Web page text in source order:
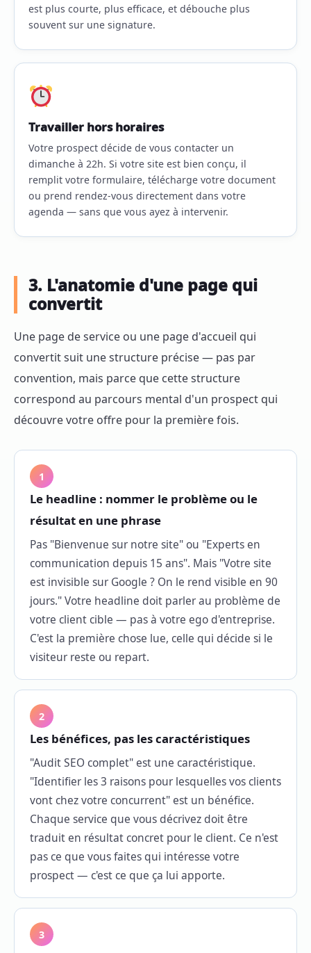
est plus courte, plus efficace, et débouche plus
souvent sur une signature.
Travailler hors horaires
Votre prospect décide de vous contacter un
dimanche à 22h. Si votre site est bien conçu, il
remplit votre formulaire, télécharge votre document
ou prend rendez-vous directement dans votre
agenda — sans que vous ayez à intervenir.
3. L'anatomie d'une page qui
convertit
Une page de service ou une page d'accueil qui
convertit suit une structure précise — pas par
convention, mais parce que cette structure
correspond au parcours mental d'un prospect qui
découvre votre offre pour la première fois.
1
Le headline : nommer le problème ou le
résultat en une phrase
Pas "Bienvenue sur notre site" ou "Experts en
communication depuis 15 ans". Mais "Votre site
est invisible sur Google ? On le rend visible en 90
jours." Votre headline doit parler au problème de
votre client cible — pas à votre ego d'entreprise.
C'est la première chose lue, celle qui décide si le
visiteur reste ou repart.
2
Les bénéfices, pas les caractéristiques
"Audit SEO complet" est une caractéristique.
"Identifier les 3 raisons pour lesquelles vos clients
vont chez votre concurrent" est un bénéfice.
Chaque service que vous décrivez doit être
traduit en résultat concret pour le client. Ce n'est
pas ce que vous faites qui intéresse votre
prospect — c'est ce que ça lui apporte.
3